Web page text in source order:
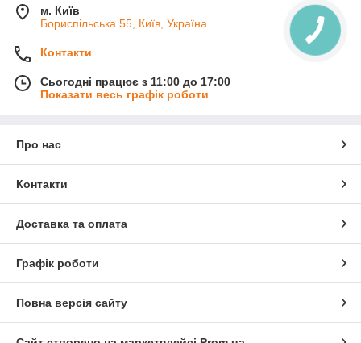
м. Київ
Бориспільська 55, Київ, Україна
Контакти
Сьогодні працює з 11:00 до 17:00
Показати весь графік роботи
Про нас
Контакти
Доставка та оплата
Графік роботи
Повна версія сайту